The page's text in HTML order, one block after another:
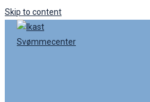
Skip to content